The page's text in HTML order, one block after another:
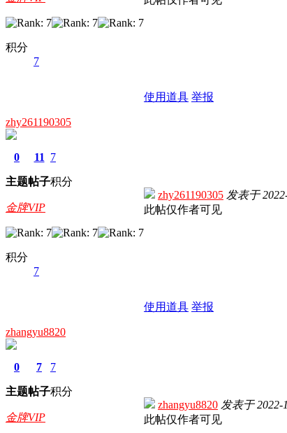
积分
7
使用道具 举报
zhy261190305
0
主题
11
帖子
7
积分
金牌VIP
积分
7
zhy261190305 发表于
此帖仅作者可见
使用道具 举报
zhangyu8820
0
主题
7
帖子
7
积分
金牌VIP
zhangyu8820 发表于2022-
此帖仅作者可见